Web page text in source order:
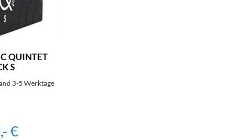
QUINTET
S
3-5 Werktage
€